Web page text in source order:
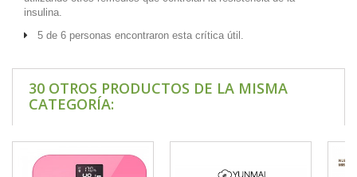
insulina.
5 de 6 personas encontraron esta crítica útil.
30 OTROS PRODUCTOS DE LA MISMA
CATEGORÍA: